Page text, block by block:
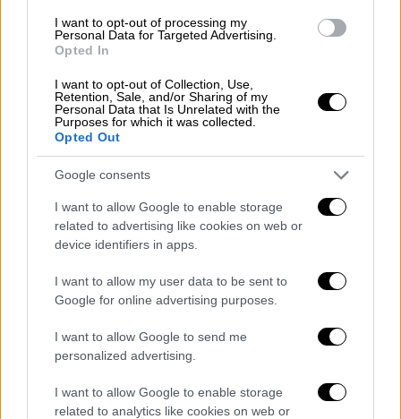
I want to opt-out of processing my
Personal Data for Targeted Advertising.
Opted In
I want to opt-out of Collection, Use,
Retention, Sale, and/or Sharing of my
Personal Data that Is Unrelated with the
Purposes for which it was collected.
Opted Out
Google consents
I want to allow Google to enable storage
related to advertising like cookies on web or
device identifiers in apps.
I want to allow my user data to be sent to
Google for online advertising purposes.
I want to allow Google to send me
personalized advertising.
I want to allow Google to enable storage
related to analytics like cookies on web or
Lifestyle|14.07.2024 09:40
του Copa America - Το αστρονομικό
ποσό που έλαβε
Για ένα σόου διάρκειας πέντε λεπτών